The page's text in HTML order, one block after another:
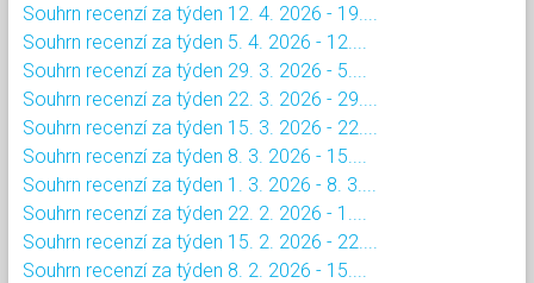
Souhrn recenzí za týden 12. 4. 2026 - 19....
Souhrn recenzí za týden 5. 4. 2026 - 12....
Souhrn recenzí za týden 29. 3. 2026 - 5....
Souhrn recenzí za týden 22. 3. 2026 - 29....
Souhrn recenzí za týden 15. 3. 2026 - 22....
Souhrn recenzí za týden 8. 3. 2026 - 15....
Souhrn recenzí za týden 1. 3. 2026 - 8. 3....
Souhrn recenzí za týden 22. 2. 2026 - 1....
Souhrn recenzí za týden 15. 2. 2026 - 22....
Souhrn recenzí za týden 8. 2. 2026 - 15....